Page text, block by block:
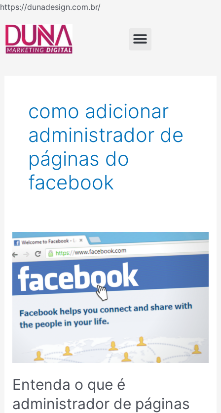
https://dunadesign.com.br/Ir
Menu
como adicionar
administrador de
páginas do
facebook
Entenda o que é
administrador de páginas